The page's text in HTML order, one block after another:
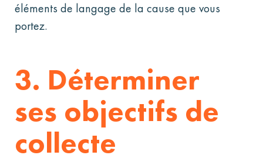
éléments de langage de la cause que vous
portez.
3. Déterminer
ses objectifs de
collecte